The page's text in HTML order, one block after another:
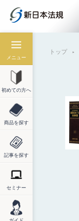
メニュー
初めての方へ
商品を探す
記事を探す
セミナー
トップ